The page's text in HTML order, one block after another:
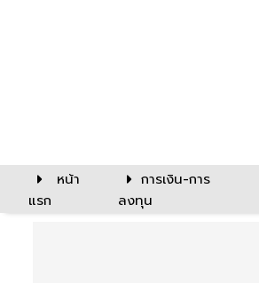
หน้า
แรก
การเงิน-การ
ลงทุน